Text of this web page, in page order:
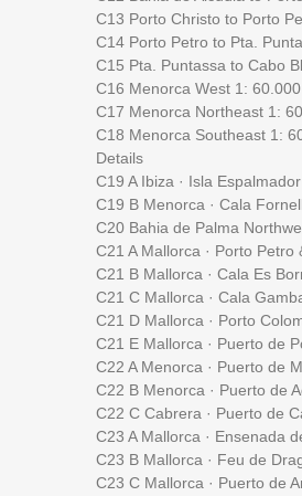
C13 Porto Christo to Porto
C14 Porto Petro to Pta.
C15 Pta. Puntassa to Cabo
C16 Menorca West 1: 60.000
C17 Menorca Northeast 1:
C18 Menorca Southeast 1:
Details
C19 A Ibiza · Isla
C19 B Menorca · Cala
C20 Bahia de Palma
C21 A Mallorca · Porto
C21 B Mallorca · Cala Es
C21 C Mallorca · Cala
C21 D Mallorca · Porto
C21 E Mallorca · Puerto de
C22 A Menorca · Puerto de
C22 B Menorca · Puerto de
C22 C Cabrera · Puerto de
C23 A Mallorca · Ensenada
C23 B Mallorca · Feu de
C23 C Mallorca · Puerto de